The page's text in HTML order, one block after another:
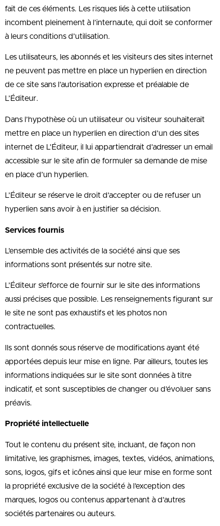
fait de ces éléments. Les risques liés à cette utilisation
incombent pleinement à l’internaute, qui doit se conformer
à leurs conditions d’utilisation.
Les utilisateurs, les abonnés et les visiteurs des sites internet
ne peuvent pas mettre en place un hyperlien en direction
de ce site sans l’autorisation expresse et préalable de
L’Éditeur.
Dans l’hypothèse où un utilisateur ou visiteur souhaiterait
mettre en place un hyperlien en direction d’un des sites
internet de L’Éditeur, il lui appartiendrait d’adresser un email
accessible sur le site afin de formuler sa demande de mise
en place d’un hyperlien.
L’Éditeur se réserve le droit d’accepter ou de refuser un
hyperlien sans avoir à en justifier sa décision.
Services fournis
L’ensemble des activités de la société ainsi que ses
informations sont présentés sur notre site.
L’Éditeur s’efforce de fournir sur le site des informations
aussi précises que possible. Les renseignements figurant sur
le site ne sont pas exhaustifs et les photos non
contractuelles.
Ils sont donnés sous réserve de modifications ayant été
apportées depuis leur mise en ligne. Par ailleurs, toutes les
informations indiquées sur le site sont données à titre
indicatif, et sont susceptibles de changer ou d’évoluer sans
préavis.
Propriété intellectuelle
Tout le contenu du présent site, incluant, de façon non
limitative, les graphismes, images, textes, vidéos, animations,
sons, logos, gifs et icônes ainsi que leur mise en forme sont
la propriété exclusive de la société à l’exception des
marques, logos ou contenus appartenant à d’autres
sociétés partenaires ou auteurs.